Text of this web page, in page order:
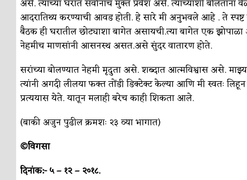
असे. त्यांच्या घरात सर्वानाच मुक्त प्रवेश असे. त्यांच्याशी
आदरातिथ्य करण्याची आवड होती. हे सारे मी अनुभवले आहे . ते स्पष्ट
बैठक ही घरातील छोट्याशा बागेत असायची.त्या बागेत एक झोपाळा
नेहमीच माणसांनी आसनस्थ असत.असे सुंदर वातारण होते.
सरांच्या बोलण्यात नेहमी मृदुता असे. शब्दात आत्मविश्वास असे. माझ्या
त्यांनी अगदी लीलया फक्त तोंडी डिक्टेक्ट केल्या आणि मी स्वतः
प्रत्ययास येते. यातून मलाही बरेच काही शिकता आले.
(बाकी अजुन पुढील क्रमशः २३ व्या भागात)
©विगसा
दिनांक:- ५ – १२ – २०१८.